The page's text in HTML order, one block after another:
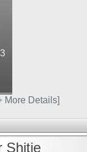
3
More Details]
Shitje